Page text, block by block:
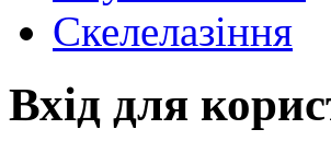
Скелелазіння
Вхід для